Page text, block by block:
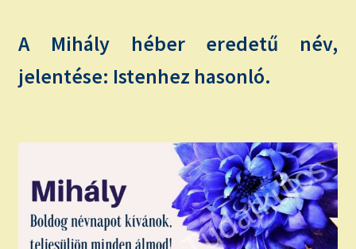
A Mihály héber eredetű név,
jelentése: Istenhez hasonló.